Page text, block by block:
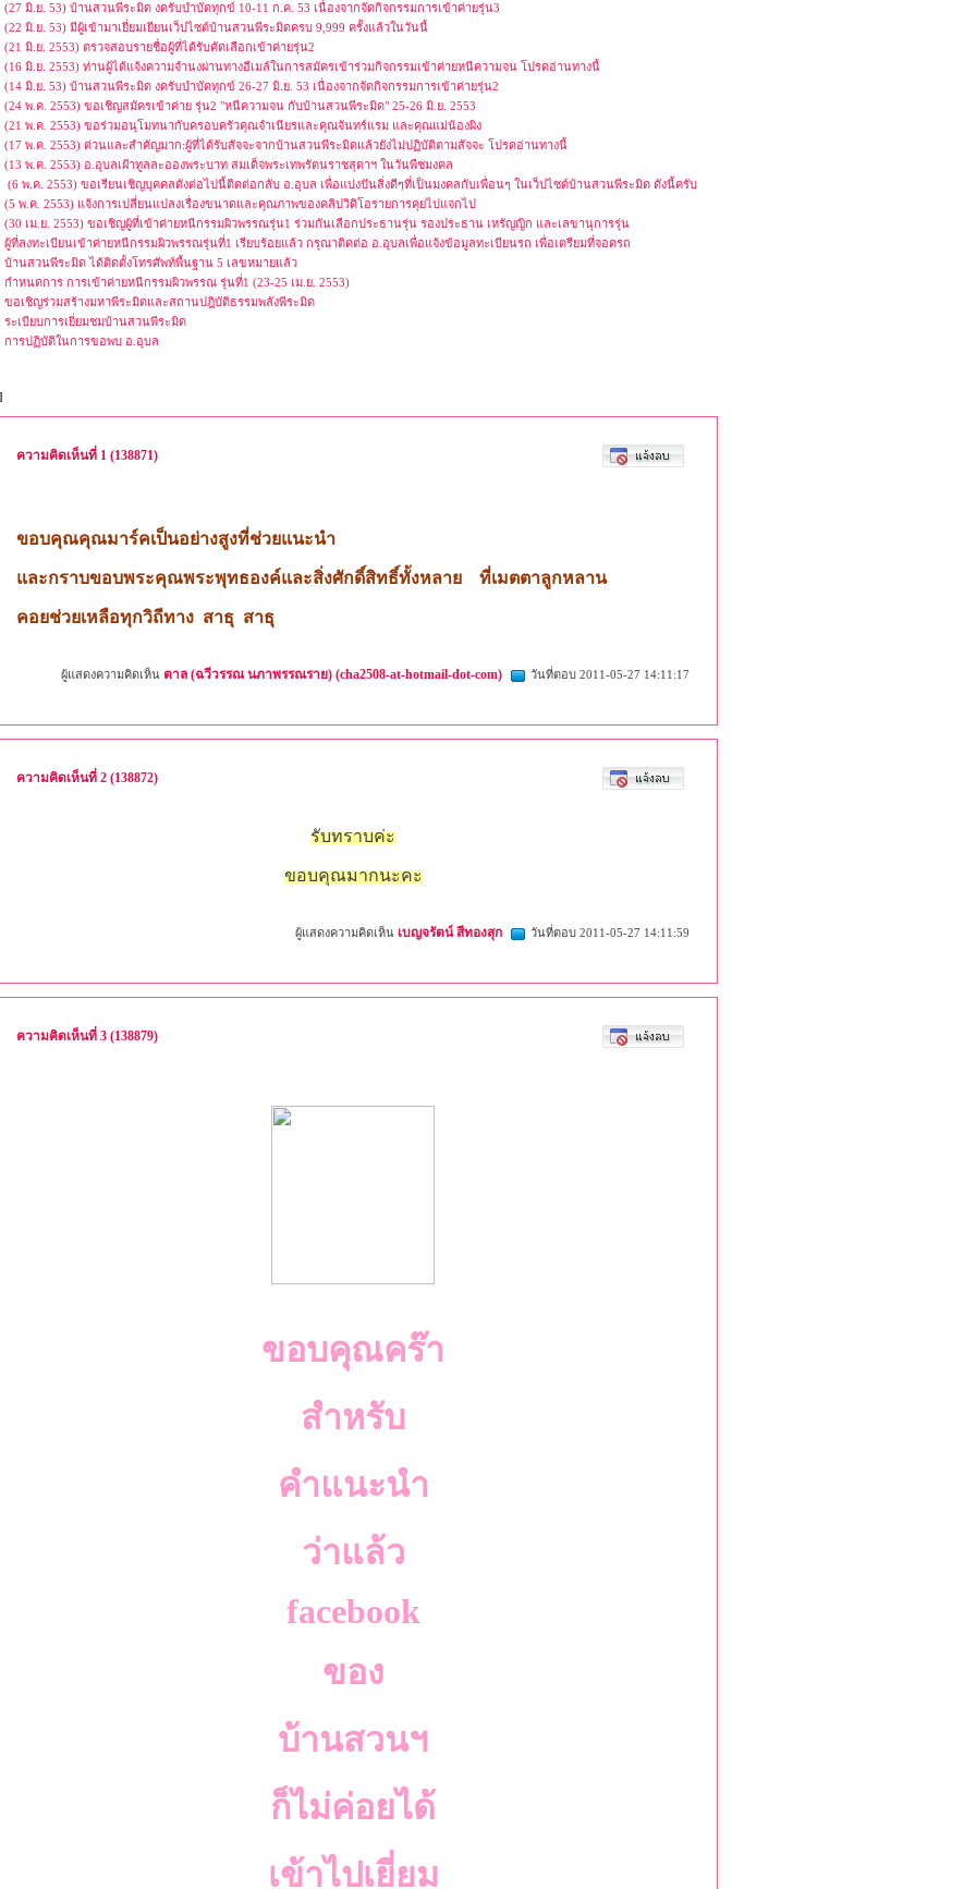
(27 มิ.ย. 53) บ้านสวนพีระมิด งดรับบำบัดทุกข์ 10-11 ก.ค. 53 เนื่องจากจัดกิจกรรมการเข้าค่ายรุ่น3
(22 มิ.ย. 53) มีผู้เข้ามาเยี่ยมเยียนเว็ปไซต์บ้านสวนพีระมิดครบ 9,999 ครั้งแล้วในวันนี้
(21 มิ.ย. 2553) ตรวจสอบรายชื่อผู้ที่ได้รับคัดเลือกเข้าค่ายรุ่น2
(16 มิ.ย. 2553) ท่านผู้ได้แจ้งความจำนงผ่านทางอีเมล์ในการสมัครเข้าร่วมกิจกรรมเข้าค่ายหนีความจน โปรดอ่านทางนี้
(14 มิ.ย. 53) บ้านสวนพีระมิด งดรับบำบัดทุกข์ 26-27 มิ.ย. 53 เนื่องจากจัดกิจกรรมการเข้าค่ายรุ่น2
(24 พ.ค. 2553) ขอเชิญสมัครเข้าค่าย รุ่น2 "หนีความจน กับบ้านสวนพีระมิด" 25-26 มิ.ย. 2553
(21 พ.ค. 2553) ขอร่วมอนุโมทนากับครอบครัวคุณจำเนียรและคุณจันทร์แรม และคุณแม่น้องผิง
(17 พ.ค. 2553) ด่วนและสำคัญมาก:ผู้ที่ได้รับสัจจะจากบ้านสวนพีระมิดแล้วยังไม่ปฏิบัติตามสัจจะ โปรดอ่านทางนี้
(13 พ.ค. 2553) อ.อุบลเฝ้าทูลละอองพระบาท สมเด็จพระเทพรัตนราชสุดาฯ ในวันพืชมงคล
(6 พ.ค. 2553) ขอเรียนเชิญบุคคลดังต่อไปนี้ติดต่อกลับ อ.อุบล เพื่อแบ่งปันสิ่งดีๆที่เป็นมงคลกับเพื่อนๆ ในเว็ปไซต์บ้านสวนพีระมิด ดังนี้ครับ
(5 พ.ค. 2553) แจ้งการเปลี่ยนแปลงเรื่องขนาดและคุณภาพของคลิปวิดิโอรายการคุยไปแจกไป
(30 เม.ย. 2553) ขอเชิญผู้ที่เข้าค่ายหนีกรรมผิวพรรณรุ่น1 ร่วมกันเลือกประธานรุ่น รองประธาน เหรัญญิก และเลขานุการรุ่น
ผู้ที่ลงทะเบียนเข้าค่ายหนีกรรมผิวพรรณรุ่นที่1 เรียบร้อยแล้ว กรุณาติดต่อ อ.อุบลเพื่อแจ้งข้อมูลทะเบียนรถ เพื่อเตรียมที่จอดรถ
บ้านสวนพีระมิด ได้ติดตั้งโทรศัพท์พื้นฐาน 5 เลขหมายแล้ว
กำหนดการ การเข้าค่ายหนีกรรมผิวพรรณ รุ่นที่1 (23-25 เม.ย. 2553)
ขอเชิญร่วมสร้างมหาพีระมิดและสถานปฎิบัติธรรมพลังพีระมิด
ระเบียบการเยี่ยมชมบ้านสวนพีระมิด
การปฏิบัติในการขอพบ อ.อุบล
ความคิดเห็นที่ 1 (138871)
ขอบคุณคุณมาร์คเป็นอย่างสูงที่ช่วยแนะนำ
และกราบขอบพระคุณพระพุทธองค์และสิ่งศักดิ์สิทธิ์ทั้งหลาย ที่เมตตาลูกหลาน
คอยช่วยเหลือทุกวิถีทาง สาธุ สาธุ
ผู้แสดงความคิดเห็น ตาล (ฉวีวรรณ นภาพรรณราย) (cha2508-at-hotmail-dot-com) วันที่ตอบ 2011-05-27 14:11:17
ความคิดเห็นที่ 2 (138872)
รับทราบค่ะ
ขอบคุณมากนะคะ
ผู้แสดงความคิดเห็น เบญจรัตน์ สีทองสุก วันที่ตอบ 2011-05-27 14:11:59
ความคิดเห็นที่ 3 (138879)
ขอบคุณคร๊า
สำหรับ
คำแนะนำ
ว่าแล้ว
facebook
ของ
บ้านสวนฯ
ก็ไม่ค่อยได้
เข้าไปเยี่ยม